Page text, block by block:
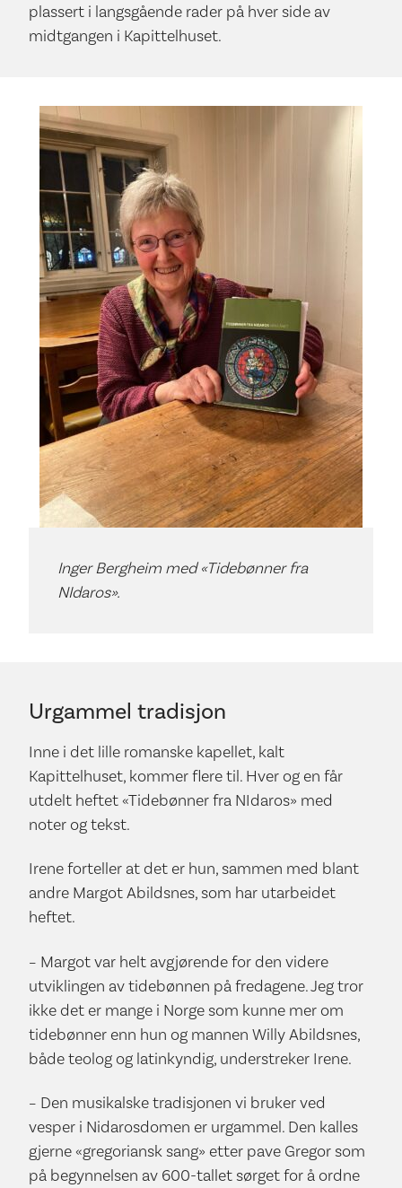
plassert i langsgående rader på hver side av
midtgangen i Kapittelhuset.
Inger Bergheim med «Tidebønner fra
NIdaros».
Urgammel tradisjon
Inne i det lille romanske kapellet, kalt
Kapittelhuset, kommer flere til. Hver og en får
utdelt heftet «Tidebønner fra NIdaros» med
noter og tekst.
Irene forteller at det er hun, sammen med blant
andre Margot Abildsnes, som har utarbeidet
heftet.
– Margot var helt avgjørende for den videre
utviklingen av tidebønnen på fredagene. Jeg tror
ikke det er mange i Norge som kunne mer om
tidebønner enn hun og mannen Willy Abildsnes,
både teolog og latinkyndig, understreker Irene.
– Den musikalske tradisjonen vi bruker ved
vesper i Nidarosdomen er urgammel. Den kalles
gjerne «gregoriansk sang» etter pave Gregor som
på begynnelsen av 600-tallet sørget for å ordne